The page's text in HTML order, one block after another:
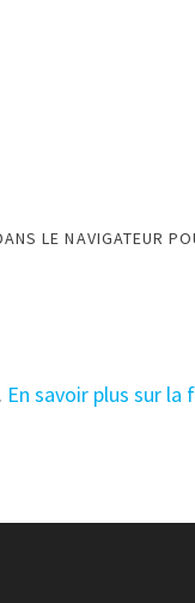
LE NAVIGATEUR
En savoir plus sur